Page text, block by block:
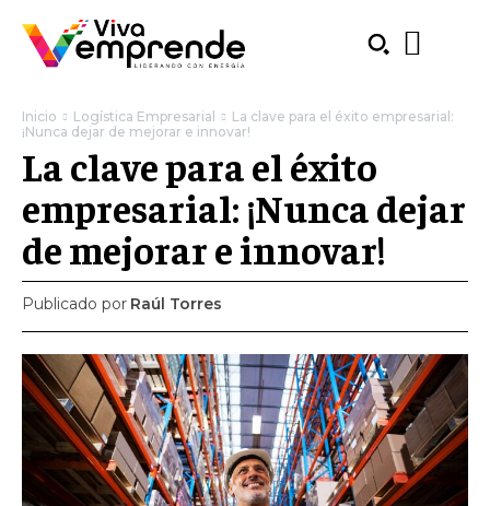
SUBSCRIBE
Welcome to Liberty Case
Inicio Logística Empresarial
La clave para el éxito empresarial:
¡Nunca dejar de mejorar e innovar!
La clave para el éxito
empresarial: ¡Nunca dejar
de mejorar e innovar!
Publicado por Raúl Torres